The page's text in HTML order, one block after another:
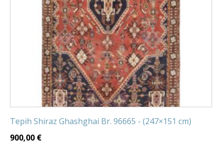
Tepih Shiraz Ghashghai Br. 96665 - (247×151 cm)
900,00 €